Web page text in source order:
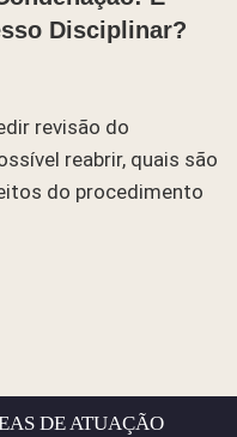
Disciplinar?
revisão do
reabrir, quais são
do procedimento
DE ATUAÇÃO